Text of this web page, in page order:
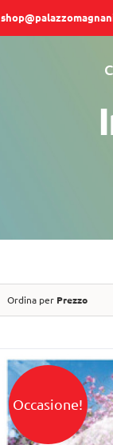
Ordina per Prezzo
Occasione!